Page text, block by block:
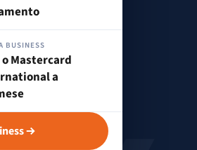
BUSINESS
o Mastercard
a